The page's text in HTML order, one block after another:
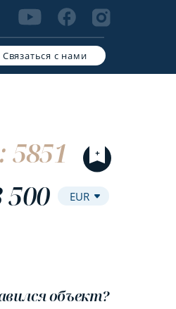
Связаться с нами
5851
500
объект?